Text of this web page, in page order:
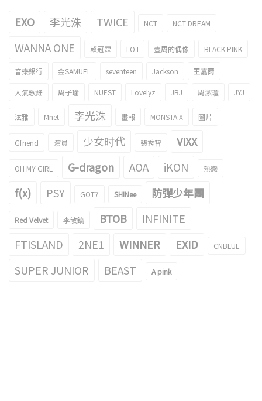
EXO 李光洙 TWICE NCT NCT DREAM
WANNA ONE 賴冠霖 I.O.I 壹周的偶像 BLACK PINK
音樂銀行 金SAMUEL seventeen Jackson 王嘉爾
人氣歌謠 周子瑜 NUEST Lovelyz JBJ 周潔瓊 JYJ
泫雅 Mnet 李光洙 畫報 MONSTA X 圖片
Gfriend 演員 少女时代 裴秀智 VIXX
OH MY GIRL G-dragon AOA iKON 熱戀
f(x) PSY GOT7 SHINee 防彈少年團
Red Velvet 李敏鎬 BTOB
INFINITE
FTISLAND
2NE1 WINNER EXID CNBLUE
SUPER JUNIOR BEAST A pink